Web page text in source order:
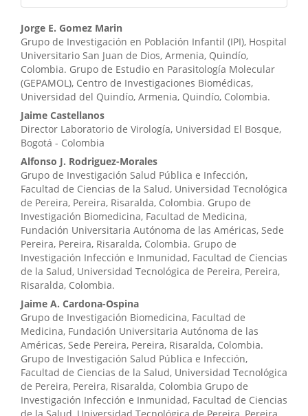
Contenido
principal
del
artículo
Jorge E. Gomez Marin
Grupo de Investigación en Población Infantil (IPI), Hospital
Universitario San Juan de Dios, Armenia, Quindío,
Colombia. Grupo de Estudio en Parasitología Molecular
(GEPAMOL), Centro de Investigaciones Biomédicas,
Universidad del Quindío, Armenia, Quindío, Colombia.
Jaime Castellanos
Director Laboratorio de Virología, Universidad El Bosque,
Bogotá - Colombia
Alfonso J. Rodriguez-Morales
Grupo de Investigación Salud Pública e Infección,
Facultad de Ciencias de la Salud, Universidad Tecnológica
de Pereira, Pereira, Risaralda, Colombia. Grupo de
Investigación Biomedicina, Facultad de Medicina,
Fundación Universitaria Autónoma de las Américas, Sede
Pereira, Pereira, Risaralda, Colombia. Grupo de
Investigación Infección e Inmunidad, Facultad de Ciencias
de la Salud, Universidad Tecnológica de Pereira, Pereira,
Risaralda, Colombia.
Jaime A. Cardona-Ospina
Grupo de Investigación Biomedicina, Facultad de
Medicina, Fundación Universitaria Autónoma de las
Américas, Sede Pereira, Pereira, Risaralda, Colombia.
Grupo de Investigación Salud Pública e Infección,
Facultad de Ciencias de la Salud, Universidad Tecnológica
de Pereira, Pereira, Risaralda, Colombia Grupo de
Investigación Infección e Inmunidad, Facultad de Ciencias
de la Salud, Universidad Tecnológica de Pereira, Pereira,